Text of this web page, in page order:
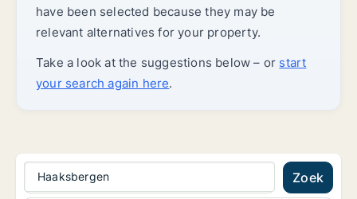
have been selected because they may be
relevant alternatives for your property.
Take a look at the suggestions below – or start
your search again here.
Haaksbergen Zoek